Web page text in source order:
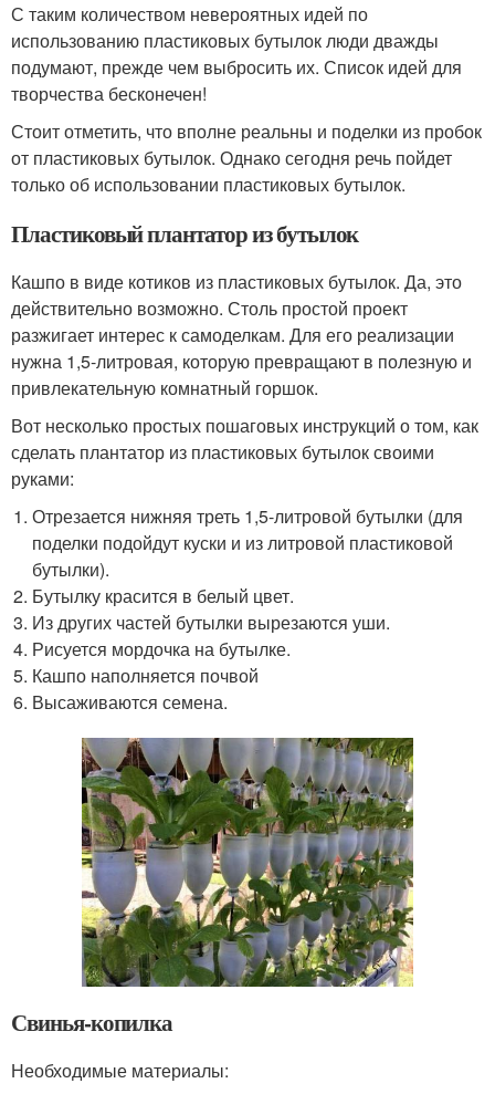
С таким количеством невероятных идей по
использованию пластиковых бутылок люди дважды
подумают, прежде чем выбросить их. Список идей для
творчества бесконечен!
Стоит отметить, что вполне реальны и поделки из пробок
от пластиковых бутылок. Однако сегодня речь пойдет
только об использовании пластиковых бутылок.
Пластиковый плантатор из бутылок
Кашпо в виде котиков из пластиковых бутылок. Да, это
действительно возможно. Столь простой проект
разжигает интерес к самоделкам. Для его реализации
нужна 1,5-литровая, которую превращают в полезную и
привлекательную комнатный горшок.
Вот несколько простых пошаговых инструкций о том, как
сделать плантатор из пластиковых бутылок своими
руками:
Отрезается нижняя треть 1,5-литровой бутылки (для
поделки подойдут куски и из литровой пластиковой
бутылки).
Бутылку красится в белый цвет.
Из других частей бутылки вырезаются уши.
Рисуется мордочка на бутылке.
Кашпо наполняется почвой
Высаживаются семена.
Свинья-копилка
Необходимые материалы: